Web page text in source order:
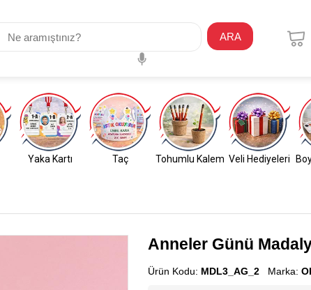
ARA
Yaka Kartı Taç Tohumlu Kalem Veli Hediyeleri
Anneler Günü
Ürün Kodu: MDL3_AG_2 Marka: